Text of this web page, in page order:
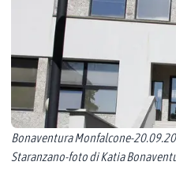
Bonaventura Monfalcone-
Staranzano-foto di Katia